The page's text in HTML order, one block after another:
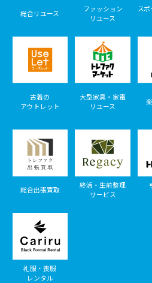
総合リユース
ファッション
リユース
ス
古着の
アウトレット
大型家具・家電
リユース
総合出張買取
終活・生前整理
サービス
礼服・喪服
レンタル